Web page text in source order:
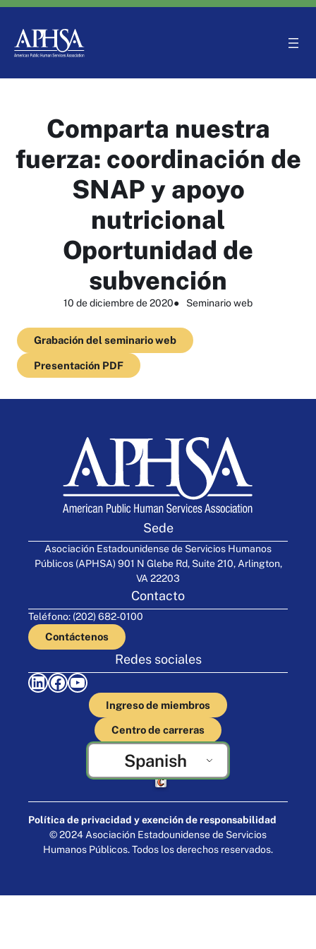
Saltar
contenido
Comparta nuestra
fuerza: coordinación de
SNAP y apoyo
nutricional
Oportunidad de
subvención
10 de diciembre de 2020● Seminario web
Grabación del seminario web
Presentación PDF
Sede
Asociación Estadounidense de Servicios Humanos
Públicos (APHSA) 901 N Glebe Rd, Suite 210, Arlington,
VA 22203
Contacto
Teléfono: (202) 682-0100
Contáctenos
Redes sociales
LinkedIn Facebook YouTube
Ingreso de miembros
Centro de carreras
Spanish
Elaborado por Cornershop Creative
Política de privacidad y exención de responsabilidad
© 2024 Asociación Estadounidense de Servicios
Humanos Públicos. Todos los derechos reservados.